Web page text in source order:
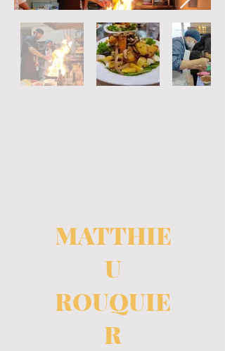
MATTHIE
U
ROUQUIE
R